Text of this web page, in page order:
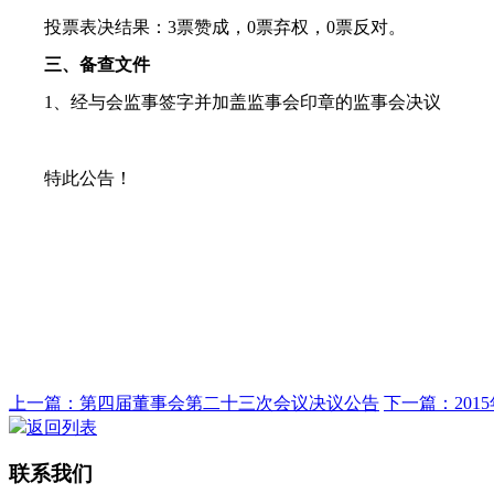
投票表决结果： 3票赞成， 0票弃权， 0票反对。
三、备查文件
1、经与会监事签字并加盖监事会印章的监事会决议
特此公告！
上一篇：第四届董事会第二十三次会议决议公告 下一篇：
返回列表
联系我们